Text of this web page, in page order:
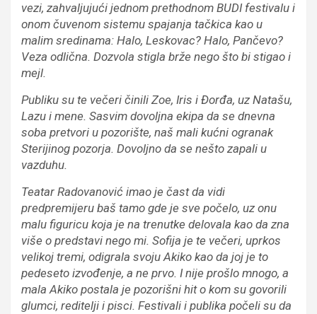
vezi, zahvaljujući jednom prethodnom BUDI festivalu i
onom čuvenom sistemu spajanja tačkica kao u
malim sredinama: Halo, Leskovac? Halo, Pančevo?
Veza odlična. Dozvola stigla brže nego što bi stigao i
mejl.
Publiku su te večeri činili Zoe, Iris i Đorđa, uz Natašu,
Lazu i mene. Sasvim dovoljna ekipa da se dnevna
soba pretvori u pozorište, naš mali kućni ogranak
Sterijinog pozorja. Dovoljno da se nešto zapali u
vazduhu.
Teatar Radovanović imao je čast da vidi
predpremijeru baš tamo gde je sve počelo, uz onu
malu figuricu koja je na trenutke delovala kao da zna
više o predstavi nego mi. Sofija je te večeri, uprkos
velikoj tremi, odigrala svoju Akiko kao da joj je to
pedeseto izvođenje, a ne prvo. I nije prošlo mnogo, a
mala Akiko postala je pozorišni hit o kom su govorili
glumci, reditelji i pisci. Festivali i publika počeli su da